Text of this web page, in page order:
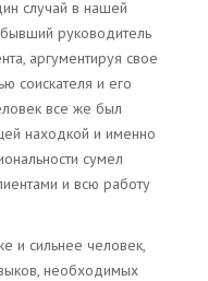
случай в нашей
руководитель
аргументируя свое
соискателя и его
все же был
находкой и именно
сумел
и всю работу
и сильнее человек,
необходимых